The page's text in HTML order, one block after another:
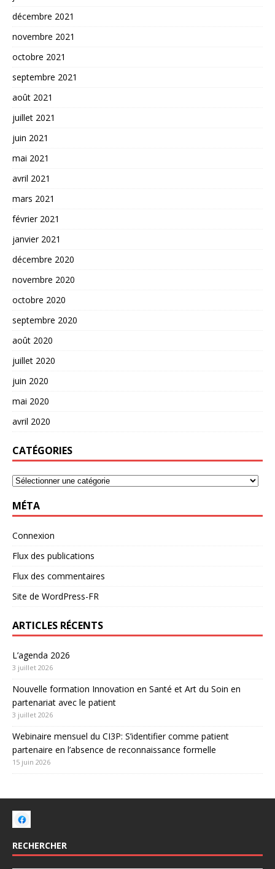
décembre 2021
novembre 2021
octobre 2021
septembre 2021
août 2021
juillet 2021
juin 2021
mai 2021
avril 2021
mars 2021
février 2021
janvier 2021
décembre 2020
novembre 2020
octobre 2020
septembre 2020
août 2020
juillet 2020
juin 2020
mai 2020
avril 2020
CATÉGORIES
MÉTA
Connexion
Flux des publications
Flux des commentaires
Site de WordPress-FR
ARTICLES RÉCENTS
L’agenda 2026
3 juillet 2026
Nouvelle formation Innovation en Santé et Art du Soin en
partenariat avec le patient
3 juillet 2026
Webinaire mensuel du CI3P: S’identifier comme patient
partenaire en l’absence de reconnaissance formelle
15 juin 2026
RECHERCHER